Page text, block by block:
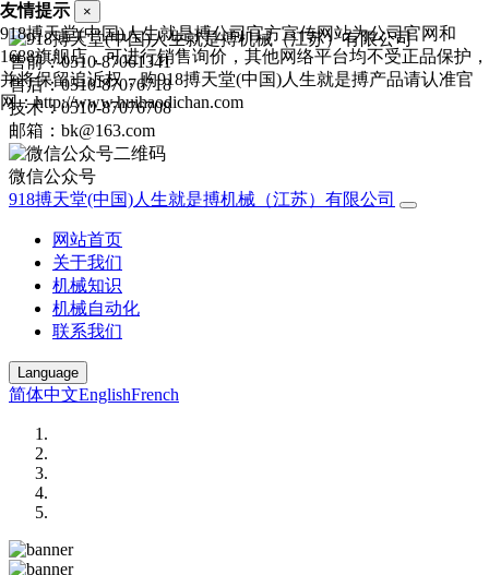
售前：0510-87061341
售后：0510-87076718
技术：0510-87076708
邮箱：bk@163.com
微信公众号
918搏天堂(中国)人生就是搏机械（江苏）有限公司
网站首页
关于我们
机械知识
机械自动化
联系我们
Language
简体中文EnglishFrench
友情提示 ×
918搏天堂(中国)人生就是搏公司官方宣传网站为公司官网和
1688旗舰店，可进行销售询价，其他网络平台均不受正品保护，
并将保留追诉权，购918搏天堂(中国)人生就是搏产品请认准官
网：http://www.huihaodichan.com